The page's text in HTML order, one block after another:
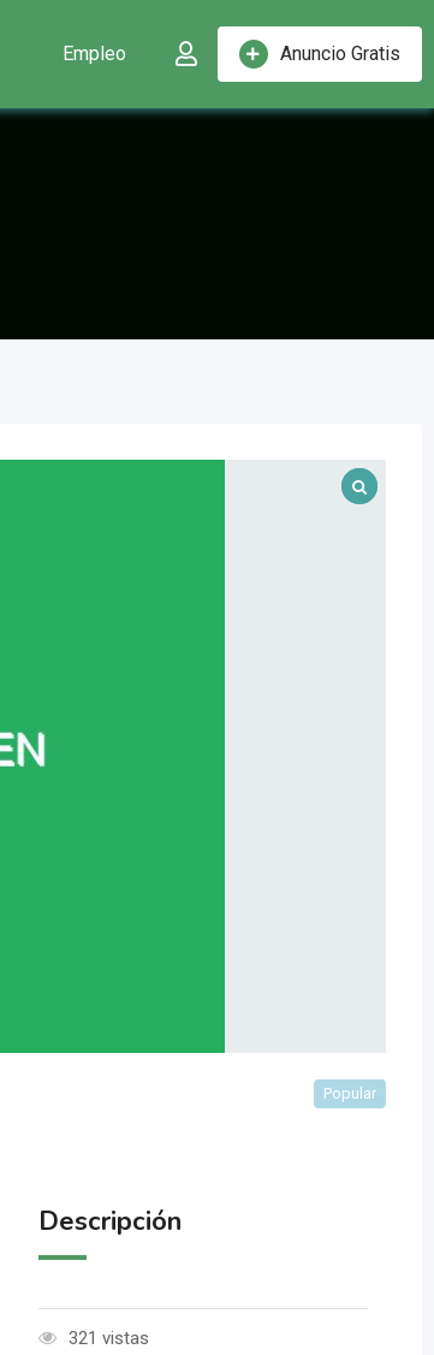
Anuncio Gratis
Empleo
Popular
Descripción
321 vistas